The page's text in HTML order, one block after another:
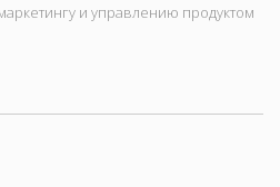
и управлению продуктом